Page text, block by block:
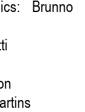
Brunno